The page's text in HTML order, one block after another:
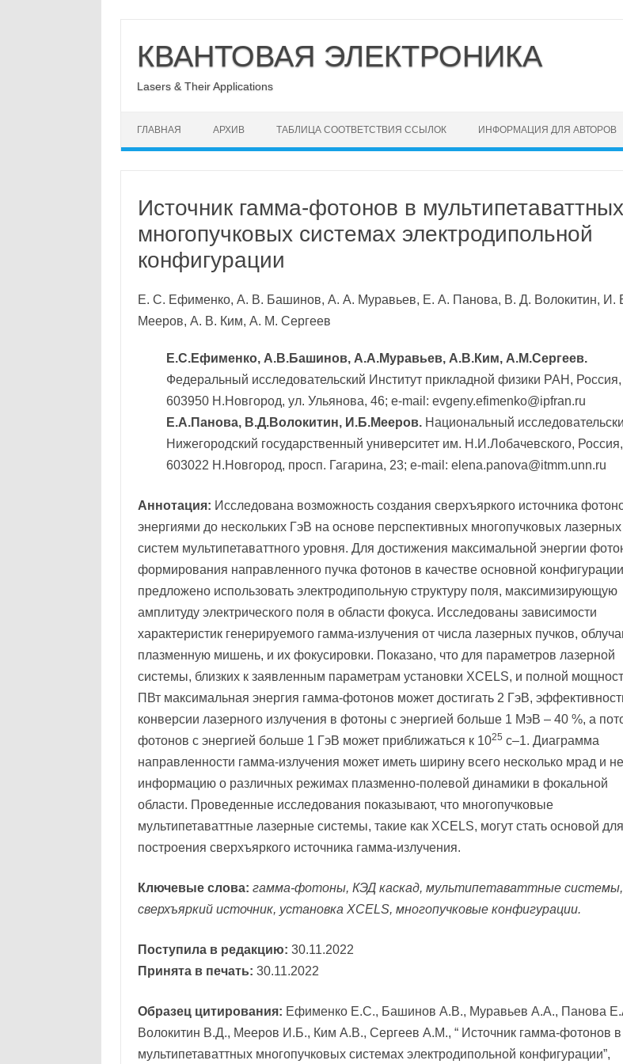
содержимому
КВАНТОВАЯ ЭЛЕКТРОНИКА
Lasers & Their Applications
ГЛАВНАЯ АРХИВ ТАБЛИЦА СООТВЕТСТВИЯ ССЫЛОК ИНФОРМАЦИЯ ДЛЯ АВТОРОВ
Источник гамма-фотонов в мультипетаваттных
многопучковых системах электродипольной
конфигурации
Е. С. Ефименко, А. В. Башинов, А. А. Муравьев, Е. А. Панова, В. Д. Волокитин, И.
Мееров, А. В. Ким, А. М. Сергеев
Е.С.Ефименко, А.В.Башинов, А.А.Муравьев, А.В.Ким, А.М.Сергеев.
Федеральный исследовательский Институт прикладной физики РАН, Россия,
603950 Н.Новгород, ул. Ульянова, 46; e-mail: evgeny.efimenko@ipfran.ru
Е.А.Панова, В.Д.Волокитин, И.Б.Мееров.Национальный
Нижегородский государственный университет им. Н.И.Лобачевского, Россия,
603022 Н.Новгород, просп. Гагарина, 23; e-mail: elena.panova@itmm.unn.ru
Аннотация: Исследована возможность создания сверхъяркого источника
энергиями до нескольких ГэВ на основе перспективных многопучковых лазерных
систем мультипетаваттного уровня. Для достижения максимальной энергии
формирования направленного пучка фотонов в качестве основной конфигурации
предложено использовать электродипольную структуру поля, максимизирующую
амплитуду электрического поля в области фокуса. Исследованы зависимости
характеристик генерируемого гамма-излучения от числа лазерных пучков,
плазменную мишень, и их фокусировки. Показано, что для параметров лазерной
системы, близких к заявленным параметрам установки XCELS, и полной
ПВт максимальная энергия гамма-фотонов может достигать 2 ГэВ,
конверсии лазерного излучения в фотоны с энергией больше 1 МэВ – 40 %, а
фотонов с энергией больше 1 ГэВ может приближаться к 1025 с–1. Диаграмма
направленности гамма-излучения может иметь ширину всего несколько мрад и
информацию о различных режимах плазменно-полевой динамики в фокальной
области. Проведенные исследования показывают, что многопучковые
мультипетаваттные лазерные системы, такие как XCELS, могут стать основой для
построения сверхъяркого источника гамма-излучения.
Ключевые слова: гамма-фотоны, КЭД каскад, мультипетаваттные системы,
сверхъяркий источник, установка XCELS, многопучковые конфигурации.
Поступила в редакцию: 30.11.2022
Принята в печать: 30.11.2022
Образец цитирования: Ефименко Е.С., Башинов А.В., Муравьев А.А., Панова
Волокитин В.Д., Мееров И.Б., Ким А.В., Сергеев А.М., “ Источник гамма-фотонов в
мультипетаваттных многопучковых системах электродипольной конфигурации”,